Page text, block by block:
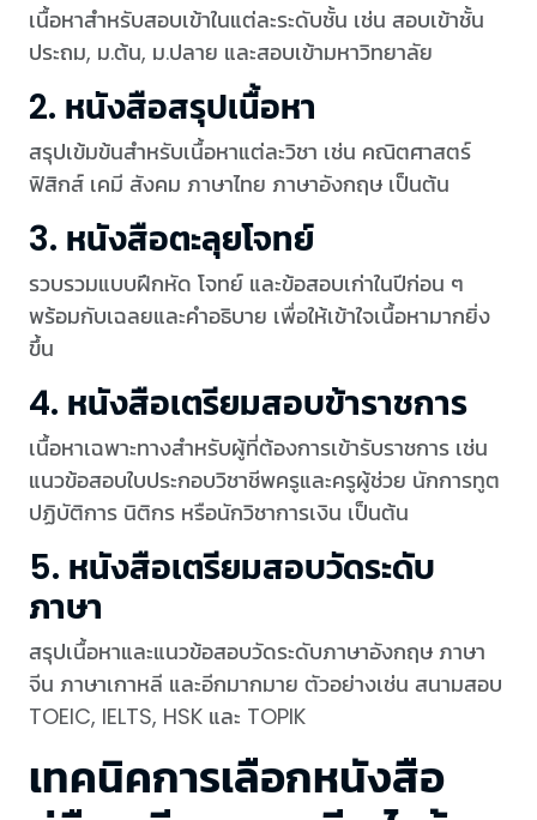
เนื้อหาสำหรับสอบเข้าในแต่ละระดับชั้น เช่น สอบเข้าชั้น
ประถม, ม.ต้น, ม.ปลาย และสอบเข้ามหาวิทยาลัย
2. หนังสือสรุปเนื้อหา
สรุปเข้มข้นสำหรับเนื้อหาแต่ละวิชา เช่น คณิตศาสตร์
ฟิสิกส์ เคมี สังคม ภาษาไทย ภาษาอังกฤษ เป็นต้น
3. หนังสือตะลุยโจทย์
รวบรวมแบบฝึกหัด โจทย์ และข้อสอบเก่าในปีก่อน ๆ
พร้อมกับเฉลยและคำอธิบาย เพื่อให้เข้าใจเนื้อหามากยิ่ง
ขึ้น
4. หนังสือเตรียมสอบข้าราชการ
เนื้อหาเฉพาะทางสำหรับผู้ที่ต้องการเข้ารับราชการ เช่น
แนวข้อสอบใบประกอบวิชาชีพครูและครูผู้ช่วย นักการทูต
ปฏิบัติการ นิติกร หรือนักวิชาการเงิน เป็นต้น
5. หนังสือเตรียมสอบวัดระดับ
ภาษา
สรุปเนื้อหาและแนวข้อสอบวัดระดับภาษาอังกฤษ ภาษา
จีน ภาษาเกาหลี และอีกมากมาย ตัวอย่างเช่น สนามสอบ
TOEIC, IELTS, HSK และ TOPIK
เทคนิคการเลือกหนังสือ